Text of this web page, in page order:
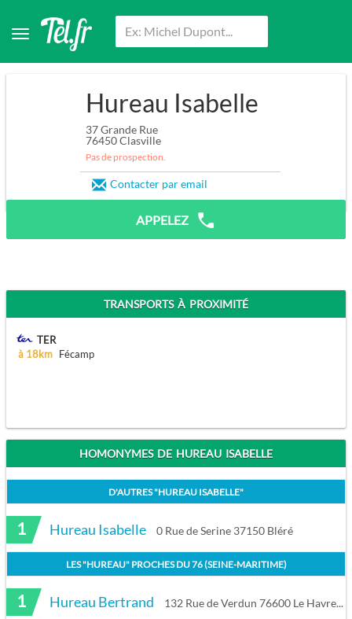
Hureau Isabelle
37 Grande Rue
76450Clasville
Pas de prospection.
APPELEZ
Contacter par email
TRANSPORTS À PROXIMITÉ
TER
à 18km
Fécamp
HOMONYMES DE HUREAU ISABELLE
D'AUTRES "HUREAU ISABELLE"
1 Hureau Isabelle 0 Rue de Serine 37150 Bléré
LES "HUREAU" PROCHES DU76 (SEINE-MARITIME)
1 Hureau Bertrand 132 Rue de Verdun 76600 Le Havre